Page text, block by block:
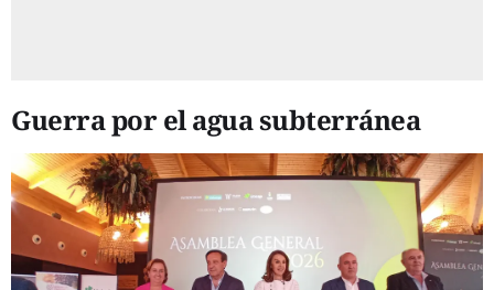
Guerra por el agua subterránea